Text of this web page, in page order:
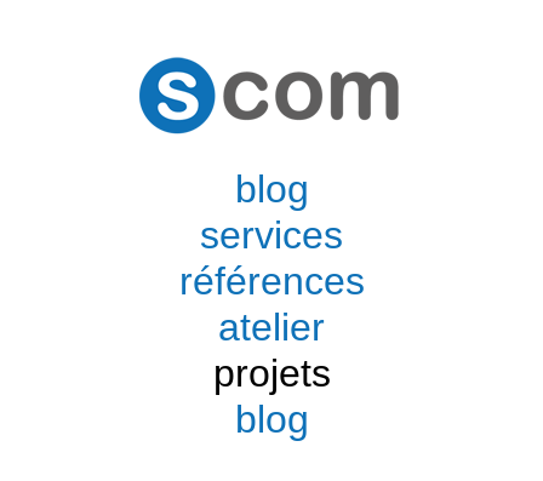
blog
services
références
atelier
projets
blog